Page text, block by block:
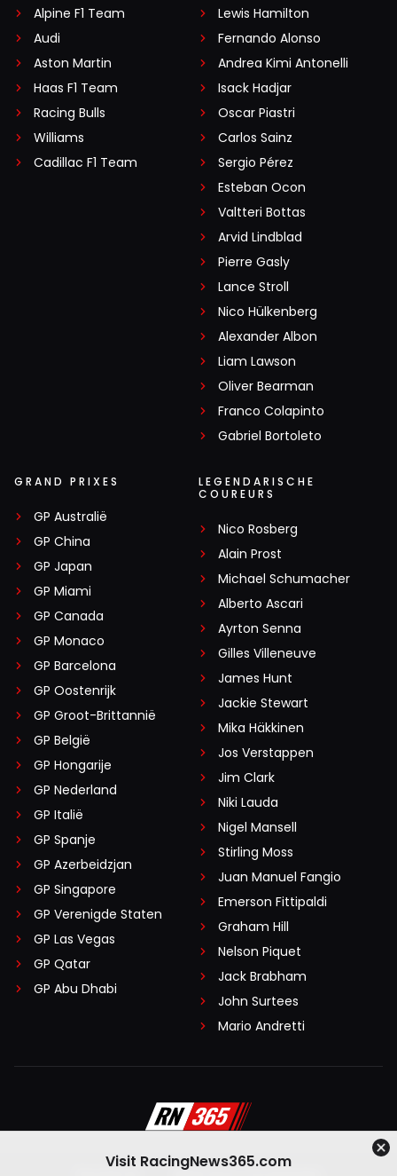
Alpine F1 Team
Audi
Aston Martin
Haas F1 Team
Racing Bulls
Williams
Cadillac F1 Team
Lewis Hamilton
Fernando Alonso
Andrea Kimi Antonelli
Isack Hadjar
Oscar Piastri
Carlos Sainz
Sergio Pérez
Esteban Ocon
Valtteri Bottas
Arvid Lindblad
Pierre Gasly
Lance Stroll
Nico Hülkenberg
Alexander Albon
Liam Lawson
Oliver Bearman
Franco Colapinto
Gabriel Bortoleto
GRAND PRIXES
GP Australië
GP China
GP Japan
GP Miami
GP Canada
GP Monaco
GP Barcelona
GP Oostenrijk
GP Groot-Brittannië
GP België
GP Hongarije
GP Nederland
GP Italië
GP Spanje
GP Azerbeidzjan
GP Singapore
GP Verenigde Staten
GP Las Vegas
GP Qatar
GP Abu Dhabi
LEGENDARISCHE
COUREURS
Nico Rosberg
Alain Prost
Michael Schumacher
Alberto Ascari
Ayrton Senna
Gilles Villeneuve
James Hunt
Jackie Stewart
Mika Häkkinen
Jos Verstappen
Jim Clark
Niki Lauda
Nigel Mansell
Stirling Moss
Juan Manuel Fangio
Emerson Fittipaldi
Graham Hill
Nelson Piquet
Jack Brabham
John Surtees
Mario Andretti
Visit RacingNews365.com